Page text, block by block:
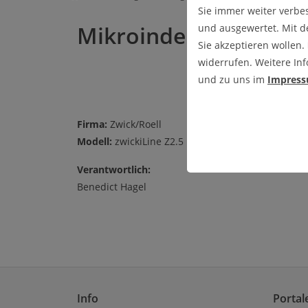
Mikroindenter
Firma: Zwick/Roell
Modell: zwickiLine Z2.5 Härte-Prüfmaschine (ZHU
Verantwortlich:
Benedict Hagel
Info
Sie immer weiter
und ausgewertet. Mit
Sie akzeptieren
widerrufen. Weitere
und zu uns im